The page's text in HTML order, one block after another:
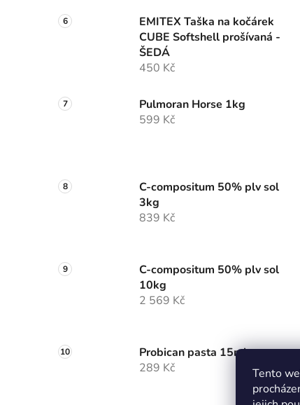
Tento
EMITEX Taška na kočárek
CUBE Softshell prošívaná -
ŠEDÁ
450 Kč
Pulmoran Horse 1kg
599 Kč
C-compositum 50% plv sol
3kg
839 Kč
C-compositum 50% plv sol
10kg
2 569 Kč
Probican pasta 15ml
289 Kč